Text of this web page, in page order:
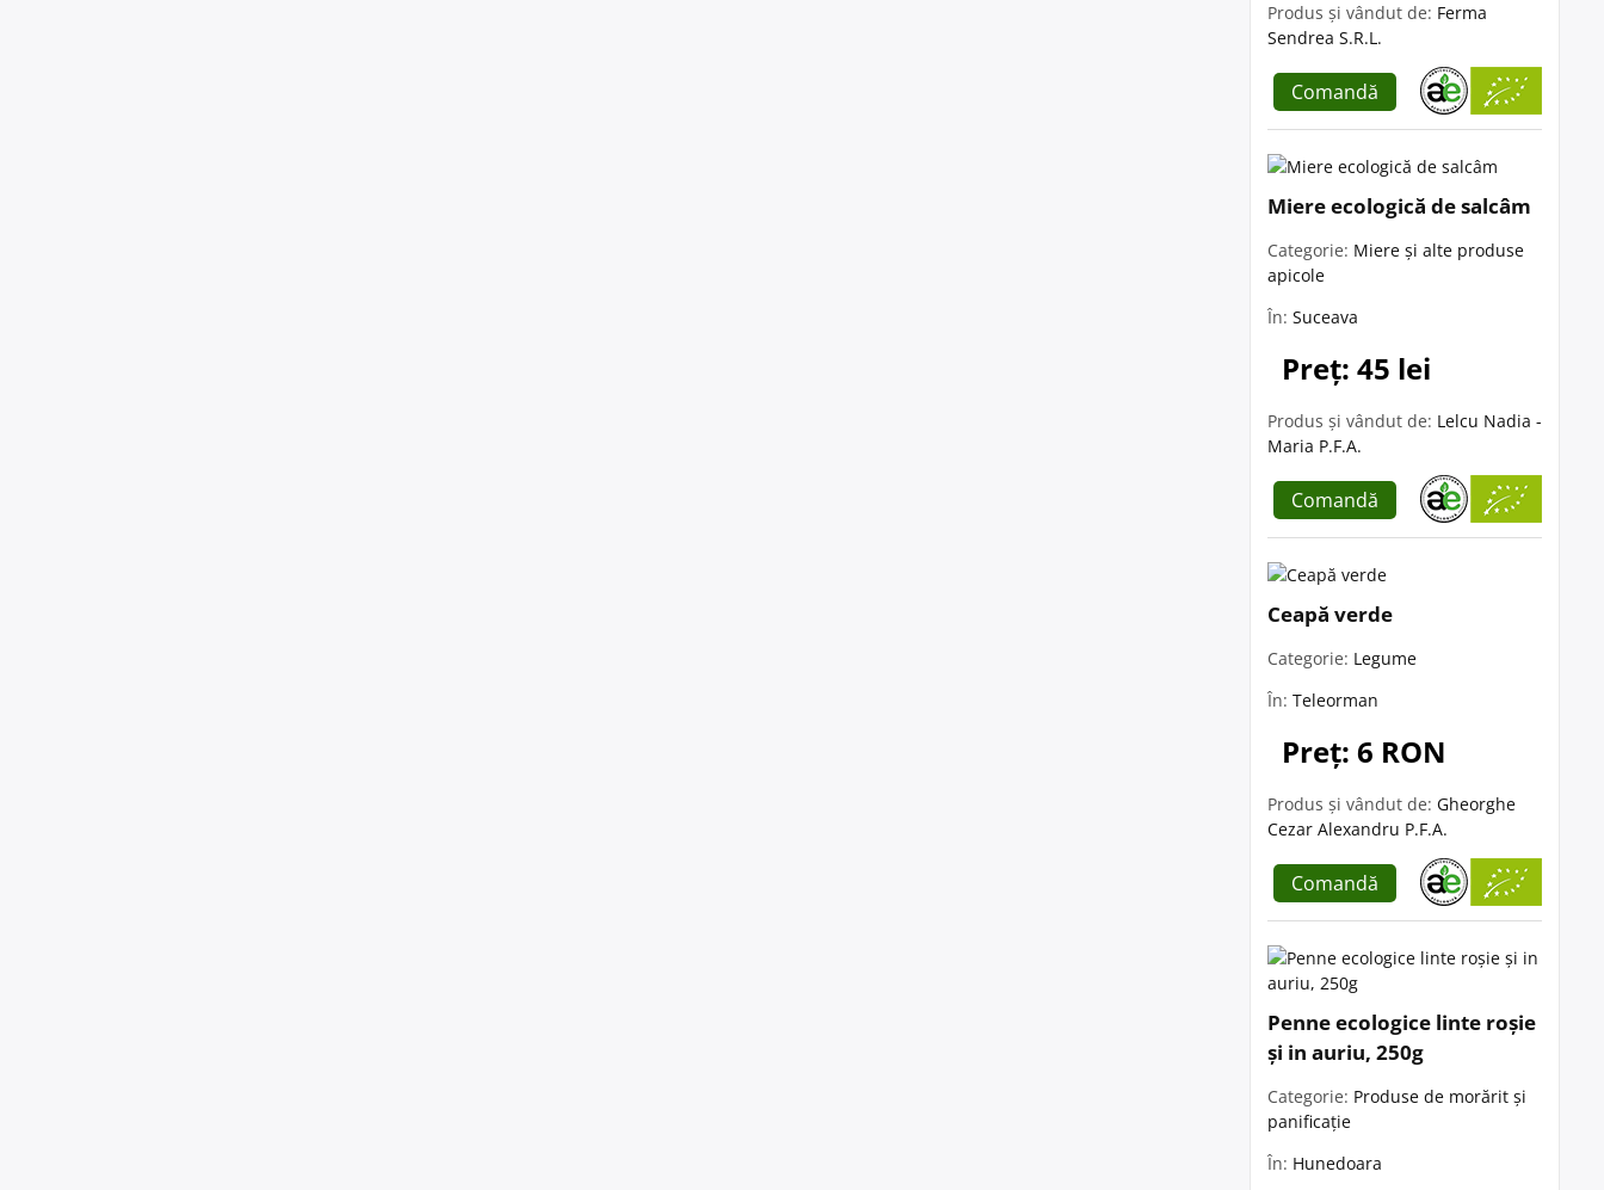
Produs și vândut de: Ferma
Sendrea S.R.L.
Comandă
Miere ecologică de salcâm
Categorie: Miere și alte produse
apicole
În: Suceava
Preț: 45 lei
Produs și vândut de: Lelcu Nadia -
Maria P.F.A.
Comandă
Ceapă verde
Categorie: Legume
În: Teleorman
Preț: 6 RON
Produs și vândut de: Gheorghe
Cezar Alexandru P.F.A.
Comandă
Penne ecologice linte roșie
și in auriu, 250g
Categorie: Produse de morărit și
panificație
În: Hunedoara